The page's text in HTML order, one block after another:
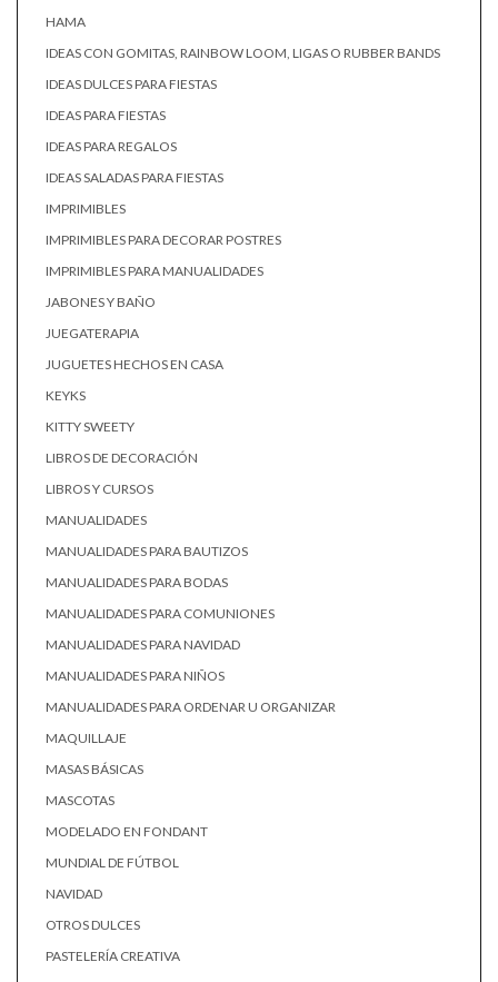
HAMA
IDEAS CON GOMITAS, RAINBOW LOOM, LIGAS O RUBBER BANDS
IDEAS DULCES PARA FIESTAS
IDEAS PARA FIESTAS
IDEAS PARA REGALOS
IDEAS SALADAS PARA FIESTAS
IMPRIMIBLES
IMPRIMIBLES PARA DECORAR POSTRES
IMPRIMIBLES PARA MANUALIDADES
JABONES Y BAÑO
JUEGATERAPIA
JUGUETES HECHOS EN CASA
KEYKS
KITTY SWEETY
LIBROS DE DECORACIÓN
LIBROS Y CURSOS
MANUALIDADES
MANUALIDADES PARA BAUTIZOS
MANUALIDADES PARA BODAS
MANUALIDADES PARA COMUNIONES
MANUALIDADES PARA NAVIDAD
MANUALIDADES PARA NIÑOS
MANUALIDADES PARA ORDENAR U ORGANIZAR
MAQUILLAJE
MASAS BÁSICAS
MASCOTAS
MODELADO EN FONDANT
MUNDIAL DE FÚTBOL
NAVIDAD
OTROS DULCES
PASTELERÍA CREATIVA